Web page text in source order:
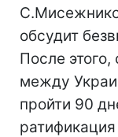
обсудит
После этого,
между
пройти 90